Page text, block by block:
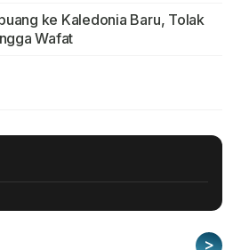
ke Kaledonia Baru, Tolak
Wafat
>